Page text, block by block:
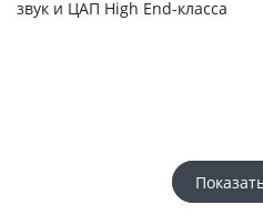
звук и ЦАП High End-класса